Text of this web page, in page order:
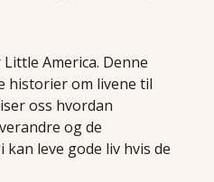
America. Denne
historier om livene til
oss hvordan
og de
leve gode liv hvis de